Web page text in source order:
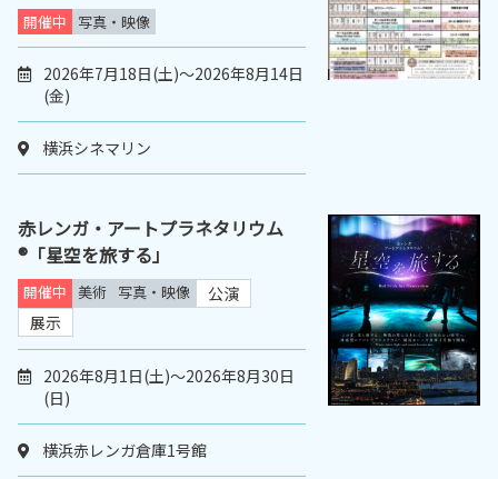
開催中 写真・映像
2026年7月18日(土)～2026年8月14日
(金)
横浜シネマリン
赤レンガ・アートプラネタリウム
®「星空を旅する」
開催中 美術 写真・映像
公演
展示
2026年8月1日(土)～2026年8月30日
(日)
横浜赤レンガ倉庫1号館